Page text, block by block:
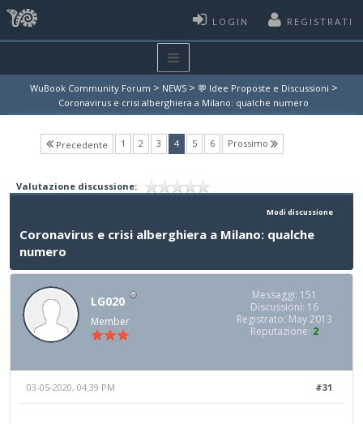
LOGIN REGISTRATI
WuBook Community Forum > NEWS > 💬 Idee Proposte e Discussioni >
Coronavirus e crisi alberghiera a Milano: qualche numero
Precedente 1 2 3 4(current)
5 6 Prossimo
Valutazione discussione:
Modi discussione
Coronavirus e crisi alberghiera a Milano: qualche
numero
LG020
Member
Messaggi: 151
Discussioni: 16
Registrato: May 2013
Reputazione: 2
#31
03-05-2020, 04:39 PM